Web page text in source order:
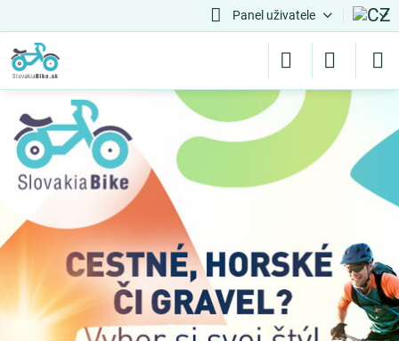
Panel uživatele